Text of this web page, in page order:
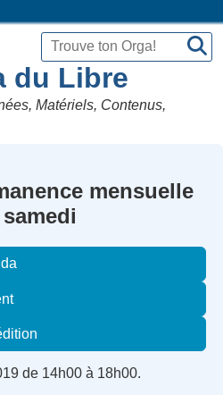
du Libre
Matériels, Contenus,
mensuelle
de 14h00 à 18h00.